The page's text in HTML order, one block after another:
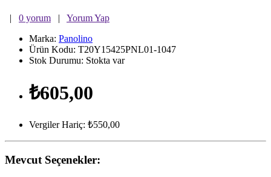
| 0 yorum | Yorum Yap
Marka: Panolino
Ürün Kodu: T20Y15425PNL01-1047
Stok Durumu: Stokta var
₺605,00
Vergiler Hariç: ₺550,00
Mevcut Seçenekler: